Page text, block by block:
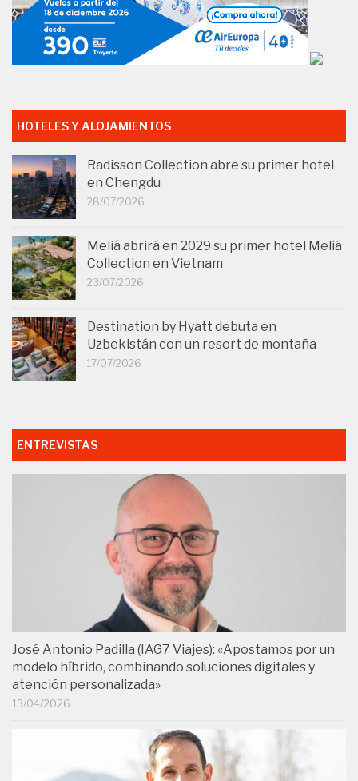
HOTELES Y ALOJAMIENTOS
Radisson Collection abre su primer hotel
en Chengdu
28/07/2026
Meliá abrirá en 2029 su primer hotel Meliá
Collection en Vietnam
23/07/2026
Destination by Hyatt debuta en
Uzbekistán con un resort de montaña
17/07/2026
ENTREVISTAS
José Antonio Padilla (IAG7 Viajes): «Apostamos por un
modelo híbrido, combinando soluciones digitales y
atención personalizada»
13/04/2026